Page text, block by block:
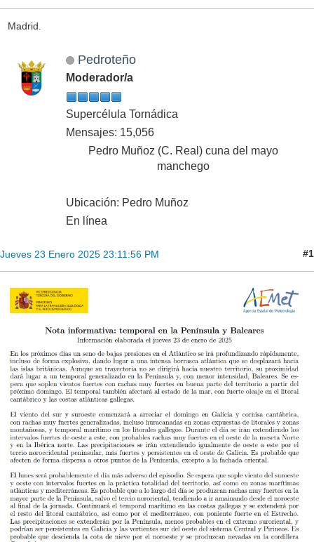
Madrid.
Pedroteño
Moderador/a
Supercélula Tornádica
Mensajes: 15,056
Pedro Muñoz (C. Real) cuna del mayo
manchego
Ubicación: Pedro Muñoz
En línea
Jueves 23 Enero 2025 23:11:56 PM #1